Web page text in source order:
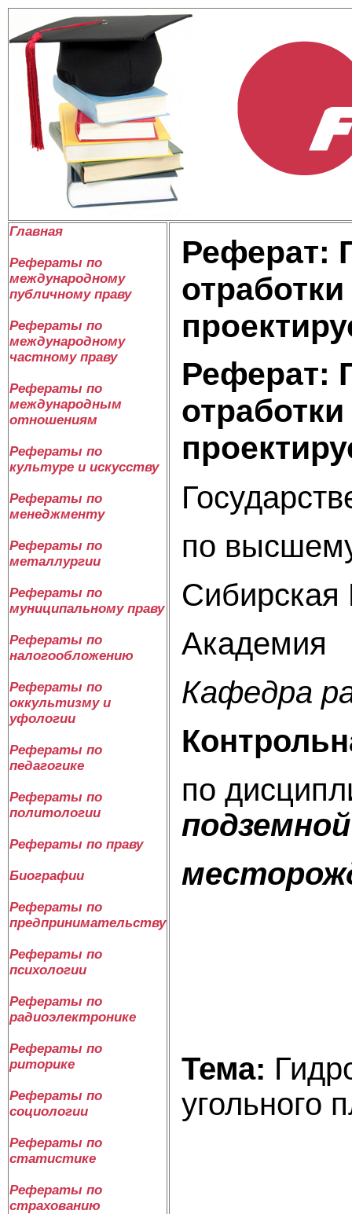
Главная
Рефераты по
международному
публичному праву
Рефераты по
международному
частному праву
Рефераты по
международным
отношениям
Рефераты по
культуре и искусству
Рефераты по
менеджменту
Рефераты по
металлургии
Рефераты по
муниципальному праву
Рефераты по
налогообложению
Рефераты по
оккультизму и
уфологии
Рефераты по
педагогике
Рефераты по
политологии
Рефераты по праву
Биографии
Рефераты по
предпринимательству
Рефераты по
психологии
Рефераты по
радиоэлектронике
Рефераты по
риторике
Рефераты по
социологии
Рефераты по
статистике
Рефераты по
страхованию
Реферат:
Реферат:
по
Сибирская
Академия
Кафедра
по
Тема:
угольного